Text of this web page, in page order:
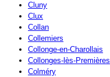
Cluny
Clux
Collan
Collemiers
Collonge-en-Charollais
Collonges-lès-Premières
Colméry